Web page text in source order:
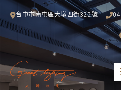
台中市南屯區大墩四街325號